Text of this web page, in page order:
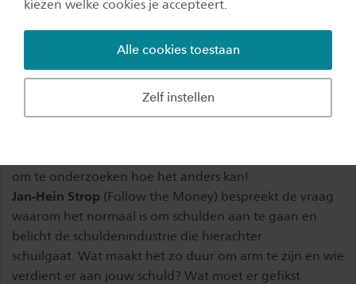
kiezen welke cookies je accepteert.
Zelf instellen
Alle cookies toestaan
VOL - aanmelden leidt tot een plek op de wachtlijst.
Schulden zijn helaas geen randverschijnsel meer. In
Nederland worstelen honderdduizenden mensen met
om te onderzoeken hoe het anders kan!
Jan-Hein Strop (Follow the Money) bespreekt de vraag
waarom het normaal is om schulden aan te gaan en
belicht de schuldenindustrie die hierachter
schuilgaat. Wat maakt het zo duur om arm te zijn en wie
verdient er aan jouw schuld? Wat moet er gefikst